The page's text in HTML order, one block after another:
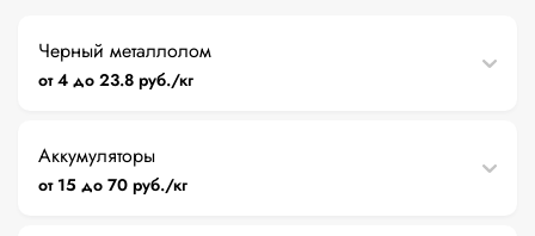
Черный металлолом
от 4 до 23.8 руб./кг
Аккумуляторы
от 15 до 70 руб./кг